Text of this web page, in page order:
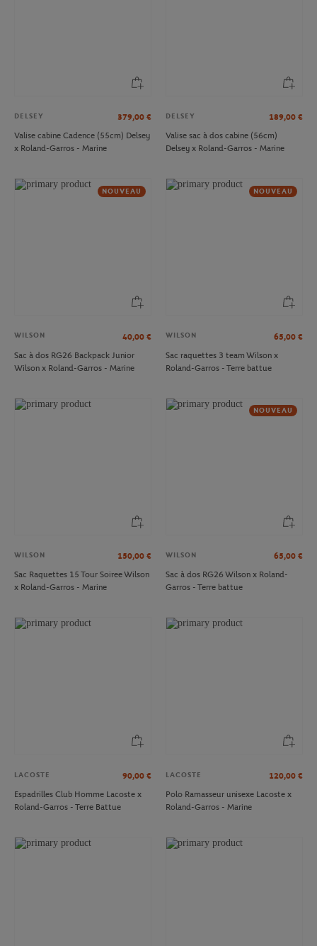
DELSEY 379,00 €
Valise cabine Cadence (55cm) Delsey
x Roland-Garros - Marine
DELSEY 189,00 €
Valise sac à dos cabine (56cm)
Delsey x Roland-Garros - Marine
NOUVEAU
WILSON 40,00 €
Sac à dos RG26 Backpack Junior
Wilson x Roland-Garros - Marine
NOUVEAU
WILSON 65,00 €
Sac raquettes 3 team Wilson x
Roland-Garros - Terre battue
WILSON 150,00 €
Sac Raquettes 15 Tour Soiree Wilson
x Roland-Garros - Marine
NOUVEAU
WILSON 65,00 €
Sac à dos RG26 Wilson x Roland-
Garros - Terre battue
LACOSTE 90,00 €
Espadrilles Club Homme Lacoste x
Roland-Garros - Terre Battue
LACOSTE 120,00 €
Polo Ramasseur unisexe Lacoste x
Roland-Garros - Marine